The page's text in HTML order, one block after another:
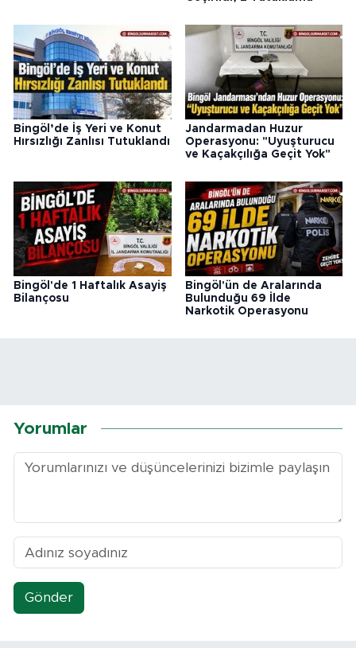
Bingöl’de İş Yeri ve Konut
Hırsızlığı Zanlısı Tutuklandı
Jandarmadan Huzur
Operasyonu: "Uyuşturucu
ve Kaçakçılığa Geçit Yok"
Bingöl'de 1 Haftalık Asayiş
Bilançosu
Bingöl'ün de Aralarında
Bulunduğu 69 İlde
Narkotik Operasyonu
Yorumlar
Gönder